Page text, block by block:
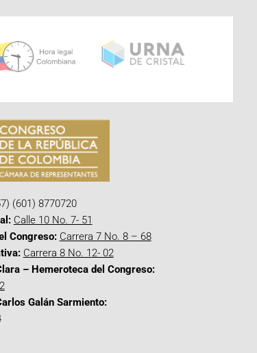
(601) 8770720
Calle 10 No. 7- 51
Congreso: Carrera 7 No. 8 – 68
Carrera 8 No. 12- 02
– Hemeroteca del Congreso:
Galán Sarmiento: